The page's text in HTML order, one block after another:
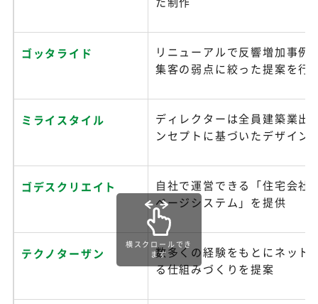
ゴッタライド
リニューアルで反響増加事例
集客の弱点に絞った提案を行
ミライスタイル
ディレクターは全員建築業出
ンセプトに基づいたデザイン
ゴデスクリエイト
自社で運営できる「住宅会社
ページシステム」を提供
テクノターザン
数多くの経験をもとにネット
る仕組みづくりを提案
横スクロールでき
ます